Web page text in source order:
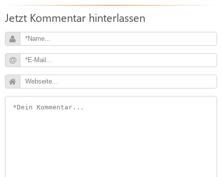
Jetzt Kommentar hinterlassen